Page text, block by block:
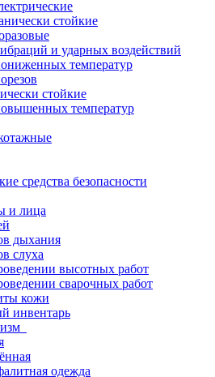
стойкие
и ударных воздействий
температур
стойкие
температур
средства безопасности
и лица
дыхания
слуха
высотных работ
сварочных работ
кожи
инвентарь
одежда